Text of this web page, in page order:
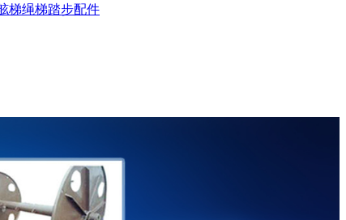
梯绳梯踏步配件